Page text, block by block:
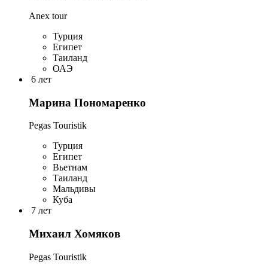
Anex tour
Турция
Египет
Таиланд
ОАЭ
6 лет
Марина Пономаренко
Pegas Touristik
Турция
Египет
Вьетнам
Таиланд
Мальдивы
Куба
7 лет
Михаил Хомяков
Pegas Touristik